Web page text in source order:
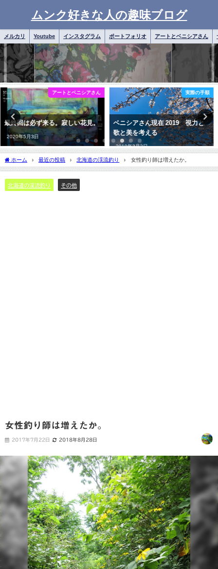
ムンク好きな人の趣味ブログ
メルカリ Youtube インスタグラム ポートフォリオ アートとベニシアさん
実際の手順
ベニシアさん現在 2019 視力と
歌と美を考える
2019年3月3日
日常雑記
桜とスイートピーとベニシアさん
と
2023年5月12日
ホーム 最近の投稿 北海道の渓流釣り 女性釣り師は増えたか。
北海道の渓流釣り その他
女性釣り師は増えたか。
2017年7月22日 2018年8月28日